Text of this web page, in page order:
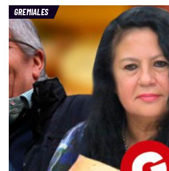
GREMIALES